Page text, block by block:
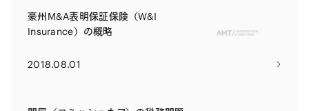
豪州M&A表明保証保険（W&I
Insurance）の概略
2018.08.01